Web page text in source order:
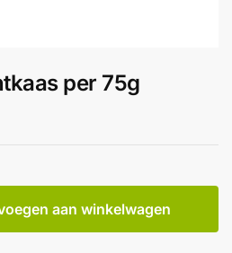
per 75g
aan winkelwagen